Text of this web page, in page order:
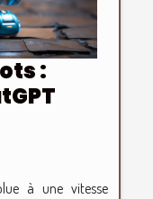
:
à une vitesse